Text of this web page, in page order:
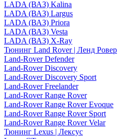
LADA (ВАЗ) Kalina
LADA (ВАЗ) Largus
LADA (ВАЗ) Priora
LADA (ВАЗ) Vesta
LADA (ВАЗ) X-Ray
Тюнинг Land Rover | Ленд Ровер
Land-Rover Defender
Land-Rover Discovery
Land-Rover Discovery Sport
Land-Rover Freelander
Land-Rover Range Rover
Land-Rover Range Rover Evoque
Land-Rover Range Rover Sport
Land-Rover Range Rover Velar
Тюнинг Lexus | Лексус